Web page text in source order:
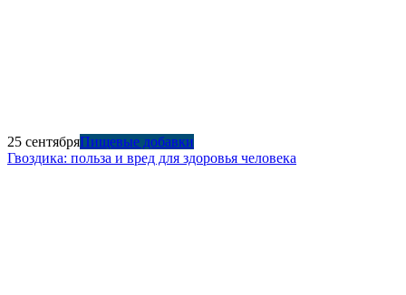
25 сентябряПищевые добавки
Гвоздика: польза и вред для здоровья человека